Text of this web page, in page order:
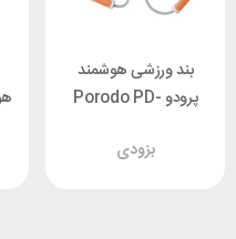
بند ورزشی هوشمند
پرودو Porodo PD-
بزودی